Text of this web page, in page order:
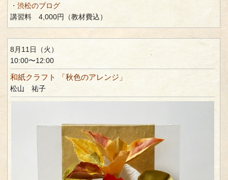
・渋松のブログ
講習料 4,000円（教材費込）
8月11日（火）
10:00〜12:00
和紙クラフト 「秋色のアレンジ」
松山 祐子